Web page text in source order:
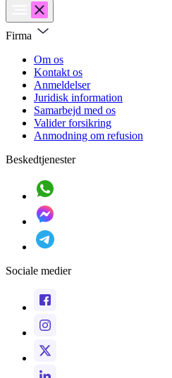
Firma
Om os
Kontakt os
Anmeldelser
Juridisk information
Samarbejd med os
Valider forsikring
Anmodning om refusion
Beskedtjenester
Sociale medier